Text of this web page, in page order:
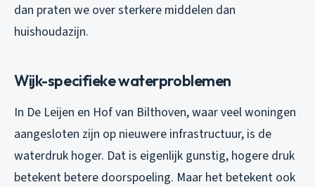
dan praten we over sterkere middelen dan
huishoudazijn.
Wijk-specifieke waterproblemen
In De Leijen en Hof van Bilthoven, waar veel woningen
aangesloten zijn op nieuwere infrastructuur, is de
waterdruk hoger. Dat is eigenlijk gunstig, hogere druk
betekent betere doorspoeling. Maar het betekent ook